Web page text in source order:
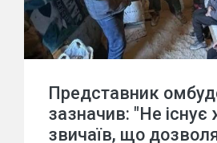
Представник
зазначив: "Не існує
звичаїв, що